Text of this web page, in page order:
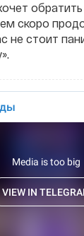
скоро
не стоит